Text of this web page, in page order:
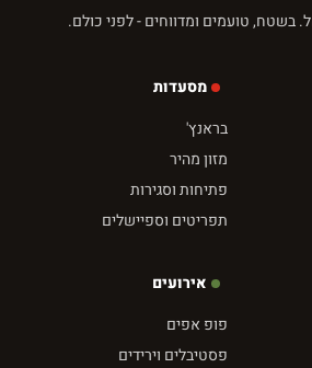
בשטח, טועמים ומדווחים - לפני כולם.
מסעדות
בראנץ'
מזון מהיר
פתיחות וסגירות
תפריטים וספיישלים
אירועים
פופ אפים
פסטיבלים וירידים